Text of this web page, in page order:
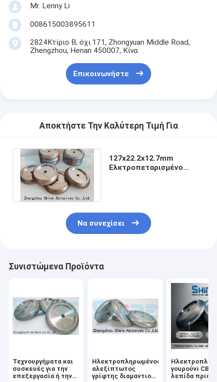
Mr. Lenny Li
008615003895611
2824Κτίριο Β, όχι.171, Zhongyuan Middle Road,
Zhengzhou, Henan 450007, Κίνα.
Επικοινωνήστε
Αποκτήστε Την Καλύτερη Τιμή Για
127x22.2x12.7mm
Ελκτροπεταρισμένο
Να συνεχίσει
Συνιστώμενα Προϊόντα
Τεχνουργήματα και
συσκευές για την
επεξεργασία ή την
Ηλεκτροπληρωμένος
αλεξίπτωτος
γρίφτης διαμαντιού
γουρούνι CBN
λεπίδα